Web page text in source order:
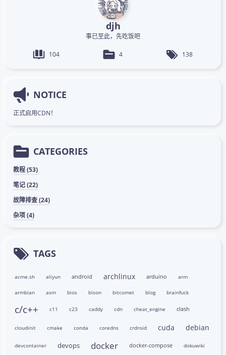
djh
事已至此，先吃饭吧
104 4 138
NOTICE
正式启用CDN！
CATEGORIES
教程 (53)
笔记 (22)
故障排查 (24)
杂项 (4)
TAGS
acme.sh aliyun android archlinux arduino arm
armbian asm bios bison bitcomet blog brainfuck
c/c++ c11 c23 caddy cdn cheat_engine clash
cloudinit cmake conda coredns crdroid cuda debian
devcontainer devops docker docker-compose dokuwiki